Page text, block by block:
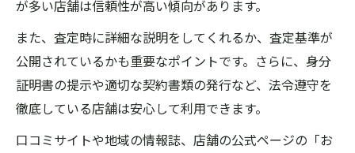
が多い店舗は信頼性が高い傾向があります。
また、査定時に詳細な説明をしてくれるか、査定基準が
公開されているかも重要なポイントです。さらに、身分
証明書の提示や適切な契約書類の発行など、法令遵守を
徹底している店舗は安心して利用できます。
口コミサイトや地域の情報誌、店舗の公式ページの「お